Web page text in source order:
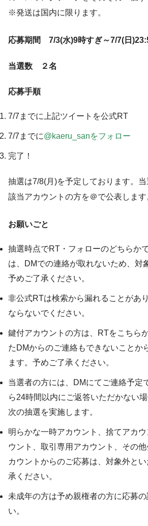
※発送は国内に限ります。
応募期間 7/3(水)9時すぎ～7/7(日
当選数 ２名
応募手順
7/7までに上記ツイートを公式RT
7/7までに@kaeru_sanをフォロー
完了！
抽選は7/8(月)を予定しております。当
該当アカウントの方を＠で公表します
お願いごと
抽選時点でRT・フォローのどちらか
は、DMでの連絡が取れないため、対
予めご了承ください。
非公式RTは検索から漏れることがあ
ならないでください。
鍵付アカウントの方は、RTをこちら
たDMからのご連絡もできないことか
ます。予めご了承ください。
当選者の方には、DMにてご連絡予定
ら24時間以内にご返答いただかない場
次の抽選を実施します。
明らかな一時アカウント、捨てアカ
ウント、取引専用アカウント、その
カウントからのご応募は、対象外と
承ください。
未成年の方は予め親権者の方に応募
い。